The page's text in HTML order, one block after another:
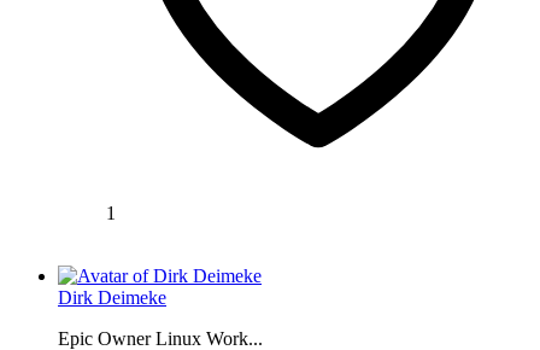
1
Dirk Deimeke
Epic Owner Linux Work...